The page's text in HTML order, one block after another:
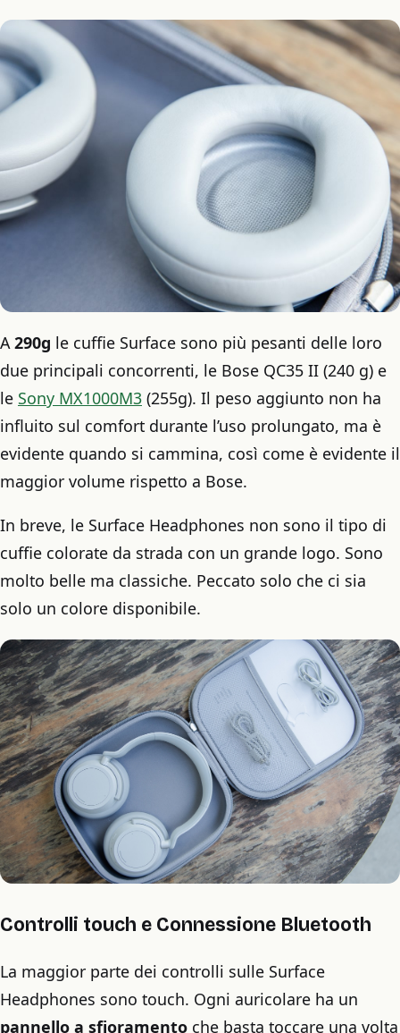
A290g le cuffie Surface sono più pesanti delle loro
due principali concorrenti, le Bose QC35 II (240 g) e
le Sony MX1000M3 (255g). Il peso aggiunto non ha
influito sul comfort durante l’uso prolungato, ma è
evidente quando si cammina, così come è evidente il
maggior volume rispetto a Bose.
In breve, le Surface Headphones non sono il tipo di
cuffie colorate da strada con un grande logo. Sono
molto belle ma classiche. Peccato solo che ci sia
solo un colore disponibile.
Controlli touch e Connessione Bluetooth
La maggior parte dei controlli sulle Surface
Headphones sono touch. Ogni auricolare ha un
pannello a sfioramento che basta toccare una volta